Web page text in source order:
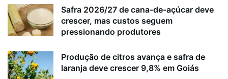
Safra 2026/27 de cana-de-açúcar deve
crescer, mas custos seguem
pressionando produtores
Produção de citros avança e safra de
laranja deve crescer 9,8% em Goiás